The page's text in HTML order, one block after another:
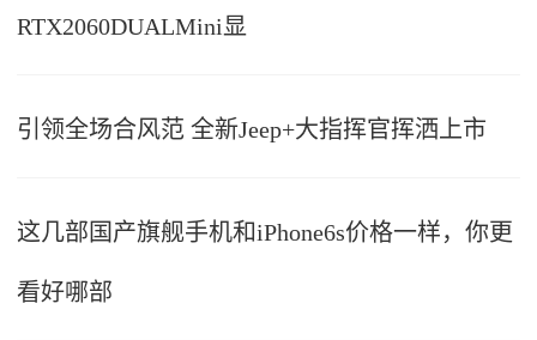
RTX2060DUALMini显
引领全场合风范 全新Jeep+大指挥官挥洒上市
这几部国产旗舰手机和iPhone6s价格一样，你更
看好哪部